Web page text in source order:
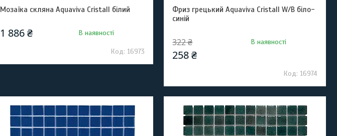
Мозаїка скляна Aquaviva Сristall білий
1 886 ₴ В наявності
16973
Фриз грецький Aquaviva Cristall W/B біло-
синій
322 ₴
258 ₴
В наявності
16974